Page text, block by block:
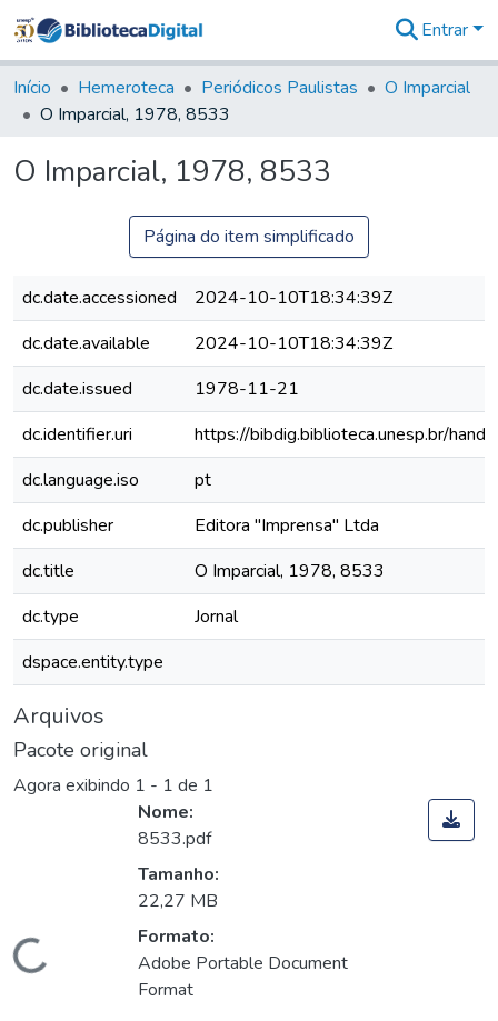
&
Coleções
Tudo na
Digital
Entrar
Início Hemeroteca Periódicos Paulistas
O Imparcial
O Imparcial, 1978, 8533
O Imparcial, 1978, 8533
Página do item simplificado
dc.date.accessioned
2024-10-10T18:34:39Z
dc.date.available
2024-10-10T18:34:39Z
dc.date.issued
1978-11-21
dc.identifier.uri
https://bibdig.biblioteca.unesp.br/
dc.language.iso
pt
dc.publisher
Editora "Imprensa" Ltda
dc.title
O Imparcial, 1978, 8533
dc.type
Jornal
dspace.entity.type
Arquivos
Pacote original
Agora exibindo 1 - 1 de 1
Carregando...
Nome:
8533.pdf
Tamanho:
22,27 MB
Formato:
Adobe Portable Document
Format